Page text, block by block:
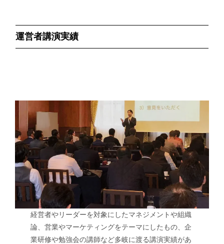
運営者講演実績
経営者やリーダーを対象にしたマネジメントや組織
論、営業やマーケティングをテーマにしたもの、企
業研修や勉強会の講師など多岐に渡る講演実績があ